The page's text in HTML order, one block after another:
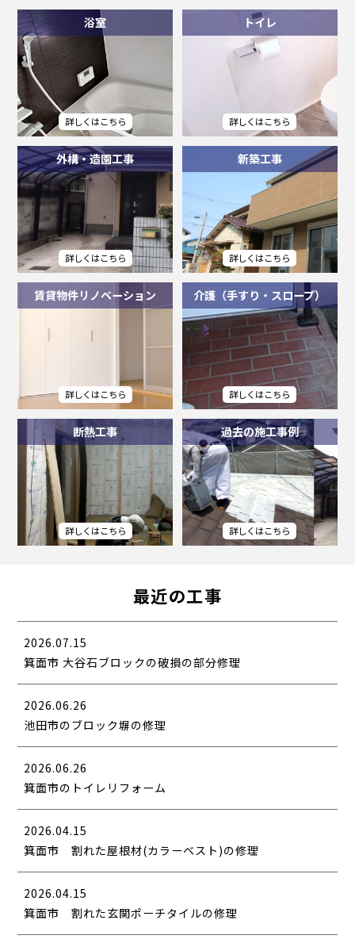
浴室 トイレ
外構・造園工事 新築工事
賃貸物件リノベーション 介護（手すり・スロープ）
断熱工事 過去の施工事例
最近の工事
2026.07.15
箕面市 大谷石ブロックの破損の部分修理
2026.06.26
池田市のブロック塀の修理
2026.06.26
箕面市のトイレリフォーム
2026.04.15
箕面市 割れた屋根材(カラーベスト)の修理
2026.04.15
箕面市 割れた玄関ポーチタイルの修理